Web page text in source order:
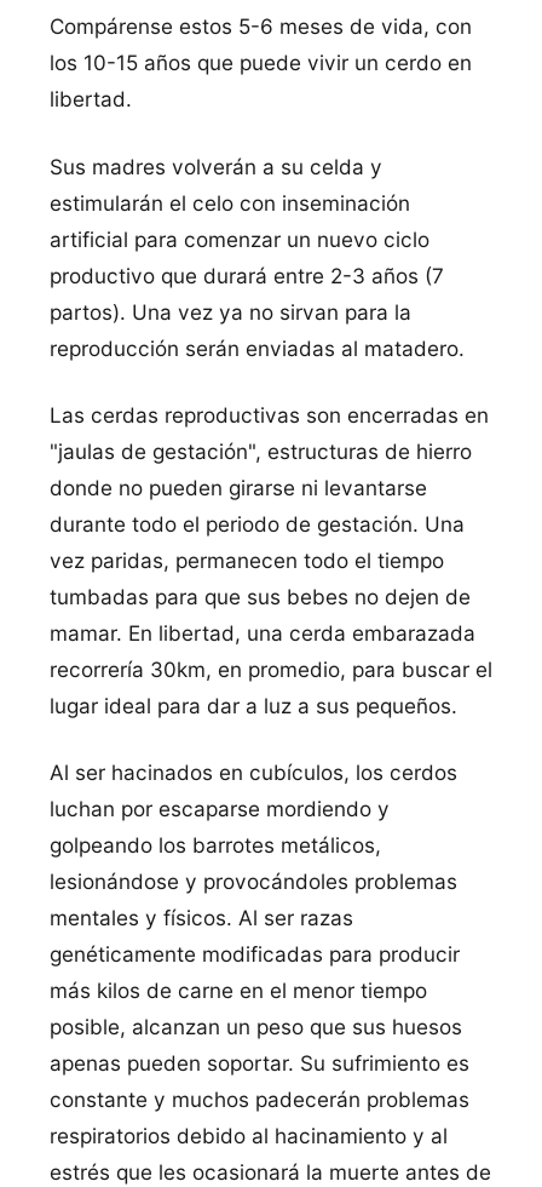
Compárense estos 5-6 meses de vida, con
los 10-15 años que puede vivir un cerdo en
libertad.
Sus madres volverán a su celda y
estimularán el celo con inseminación
artificial para comenzar un nuevo ciclo
productivo que durará entre 2-3 años (7
partos). Una vez ya no sirvan para la
reproducción serán enviadas al matadero.
Las cerdas reproductivas son encerradas en
"jaulas de gestación", estructuras de hierro
donde no pueden girarse ni levantarse
durante todo el periodo de gestación. Una
vez paridas, permanecen todo el tiempo
tumbadas para que sus bebes no dejen de
mamar. En libertad, una cerda embarazada
recorrería 30km, en promedio, para buscar el
lugar ideal para dar a luz a sus pequeños.
Al ser hacinados en cubículos, los cerdos
luchan por escaparse mordiendo y
golpeando los barrotes metálicos,
lesionándose y provocándoles problemas
mentales y físicos. Al ser razas
genéticamente modificadas para producir
más kilos de carne en el menor tiempo
posible, alcanzan un peso que sus huesos
apenas pueden soportar. Su sufrimiento es
constante y muchos padecerán problemas
respiratorios debido al hacinamiento y al
estrés que les ocasionará la muerte antes de